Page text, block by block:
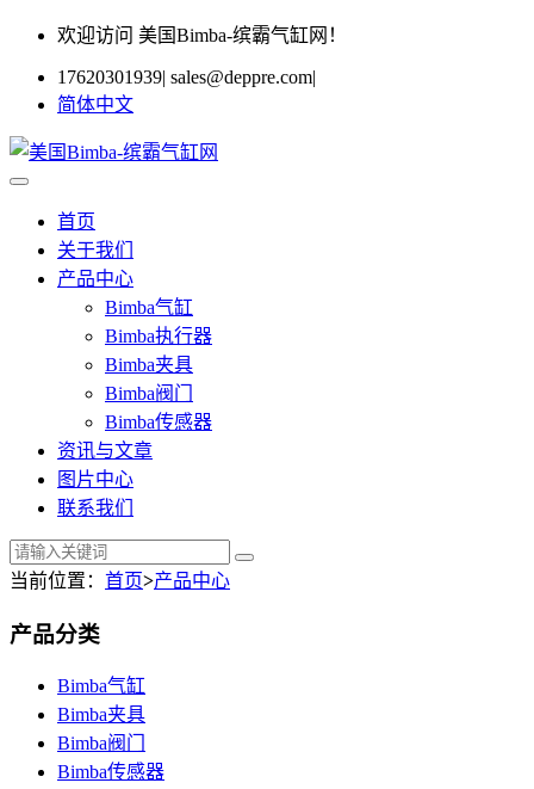
欢迎访问 美国Bimba-缤霸气缸网！
17620301939| sales@deppre.com|
简体中文
首页
关于我们
产品中心
Bimba气缸
Bimba执行器
Bimba夹具
Bimba阀门
Bimba传感器
资讯与文章
图片中心
联系我们
当前位置： 首页>产品中心
产品分类
Bimba气缸
Bimba夹具
Bimba阀门
Bimba传感器